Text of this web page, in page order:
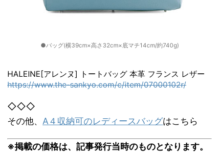
●バッグ(横39cm×高さ32cm×底マチ14cm/約740g)
HALEINE[アレンヌ] トートバッグ 本革 フランス レザー
https://www.the-sankyo.com/c/item/07000102r/
◇◇◇
その他、 A４収納可のレディースバッグはこちら
※掲載の価格は、記事発行当時のものとなります。